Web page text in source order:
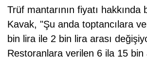
Trüf mantarının fiyatı hakkında
Kavak, "Şu anda toptancılara
bin lira ile 2 bin lira arası
Restoranlara verilen 6 ila 15 bin